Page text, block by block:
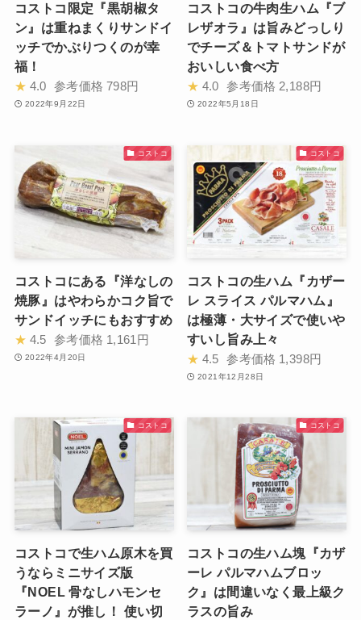
コストコ限定『黒胡椒タ
ン』は重ねまくりサンドイ
ッチでかぶりつくのが幸
福！
★ 4.0 参考価格 798円
2022年9月22日
コストコの牛肉生ハム『ブ
レザオラ』は旨みどっしり
でチーズ＆トマトサンドが
おいしい食べ方
★ 4.0 参考価格 2,188円
2022年5月18日
コストコ
コストコにある『洋なしの
焼豚』はやわらかコク旨で
サンドイッチにもおすすめ
★ 4.5 参考価格 1,161円
2022年4月20日
コストコ
コストコの生ハム『カザー
レ スライス パルマハム』
は極薄・大サイズで使いや
すいし旨み上々
★ 4.5 参考価格 1,398円
2021年12月28日
コストコ
コストコで生ハム原木を買
うならミニサイズ版
『NOEL 骨なしハモンセ
ラーノ』が推し！ 使い切
コストコ
コストコの生ハム塊『カザ
ーレ パルマハムブロッ
ク』は間違いなく最上級ク
ラスの旨み